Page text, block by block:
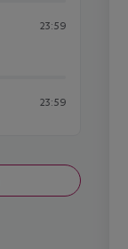
23:59
23:59